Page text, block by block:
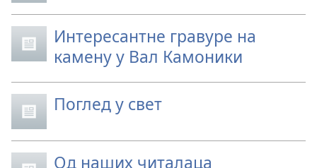
Интересантне гравуре на
камену у Вал Камоники
Поглед у свет
Од наших читалаца